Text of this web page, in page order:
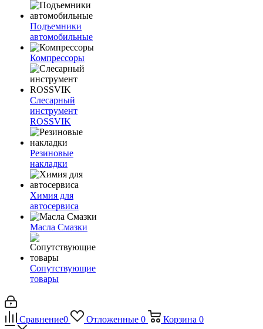
Подъемники
автомобильные
Компрессоры
Слесарный
инструмент
ROSSVIK
Резиновые
накладки
Химия для
автосервиса
Масла Смазки
Сопутствующие
товары
Сравнение0 Отложенные 0 Корзина 0